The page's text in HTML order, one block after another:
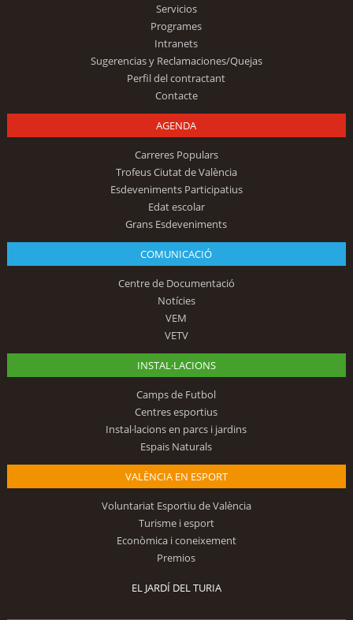
Servicios
Programes
Intranets
Sugerencias y Reclamaciones/Quejas
Perfil del contractant
Contacte
AGENDA
Carreres Populars
Trofeus Ciutat de València
Esdeveniments Participatius
Edat escolar
Grans Esdeveniments
COMUNICACIÓ
Centre de Documentació
Notícies
VEM
VETV
INSTAL·LACIONS
Camps de Futbol
Centres esportius
Instal·lacions en parcs i jardins
Espais Naturals
VALÈNCIA EN ESPORT
Voluntariat Esportiu de València
Turisme i esport
Econòmica i coneixement
Premios
EL JARDÍ DEL TURIA